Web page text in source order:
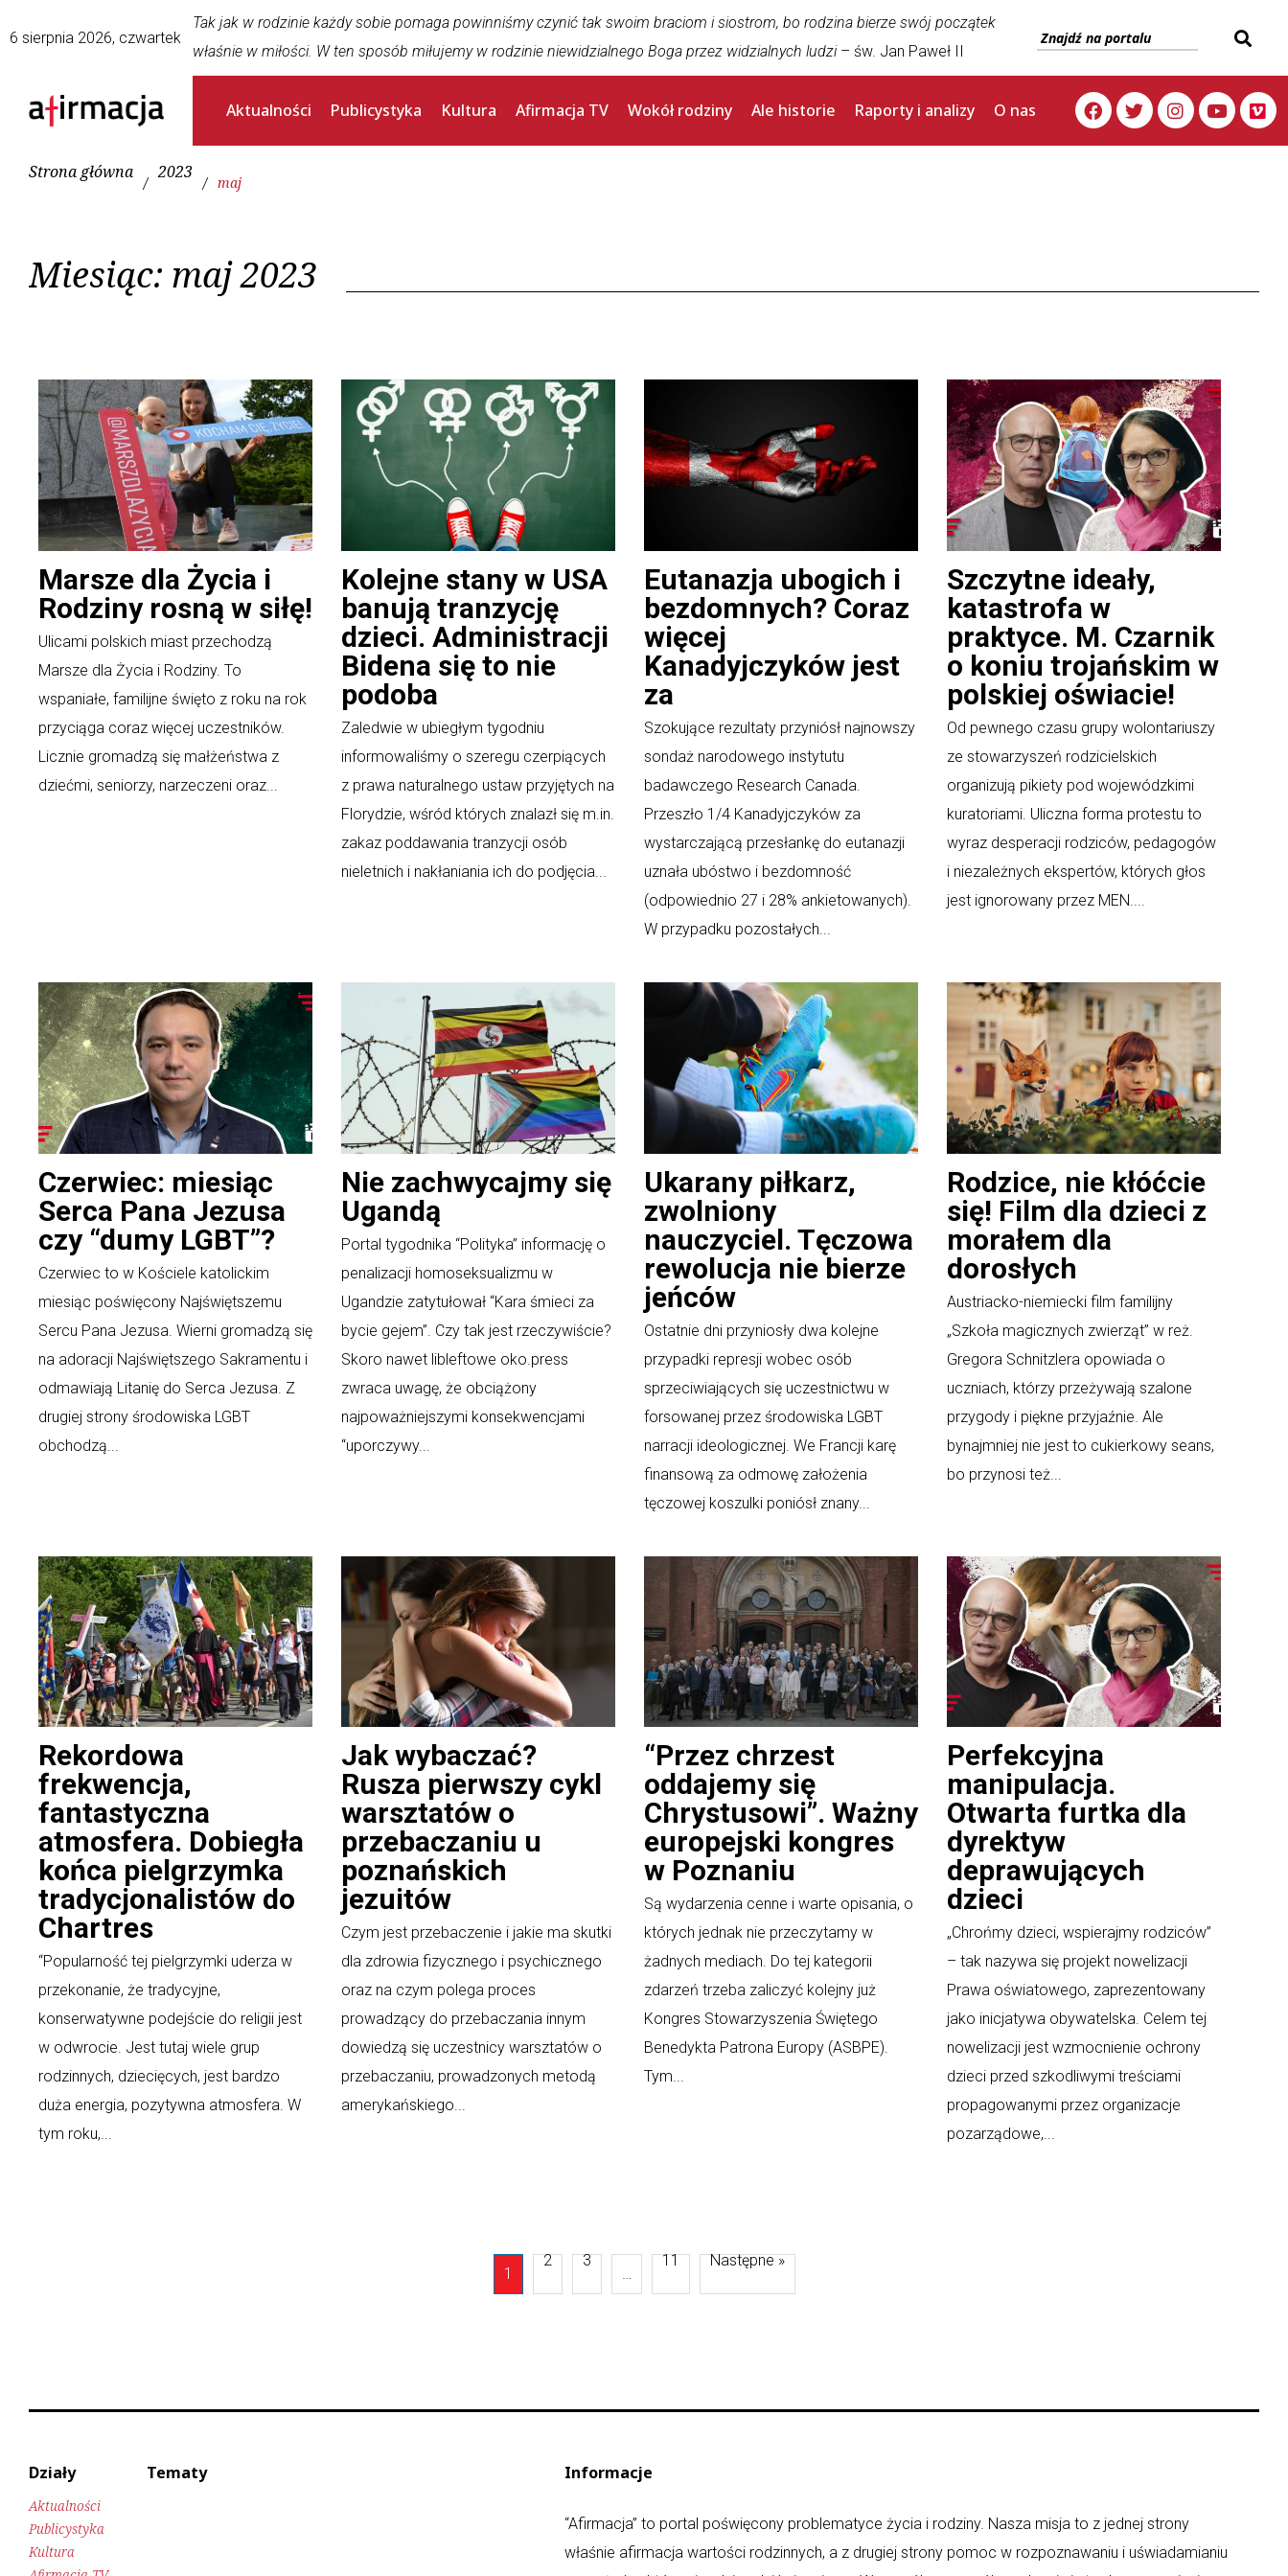
6 sierpnia 2026, czwartek
Tak jak w rodzinie każdy sobie pomaga powinniśmy czynić tak swoim braciom i siostrom, bo rodzina bierze swój początek
właśnie w miłości. W ten sposób miłujemy w rodzinie niewidzialnego Boga przez widzialnych ludzi– św. Jan Paweł II
Aktualności Publicystyka Kultura Afirmacja TV Wokół rodziny Ale historie Raporty i analizy O nas
Strona główna
/
2023
/ maj
Miesiąc: maj 2023
Marsze dla Życia i
Rodziny rosną w siłę!
Ulicami polskich miast przechodzą
Marsze dla Życia i Rodziny. To
wspaniałe, familijne święto z roku na rok
przyciąga coraz więcej uczestników.
Licznie gromadzą się małżeństwa z
dziećmi, seniorzy, narzeczeni oraz...
Kolejne stany w USA
banują tranzycję
dzieci. Administracji
Bidena się to nie
podoba
Zaledwie w ubiegłym tygodniu
informowaliśmy o szeregu czerpiących
z prawa naturalnego ustaw przyjętych na
Florydzie, wśród których znalazł się m.in.
zakaz poddawania tranzycji osób
nieletnich i nakłaniania ich do podjęcia...
Eutanazja ubogich i
bezdomnych? Coraz
więcej
Kanadyjczyków jest
za
Szokujące rezultaty przyniósł najnowszy
sondaż narodowego instytutu
badawczego Research Canada.
Przeszło 1/4 Kanadyjczyków za
wystarczającą przesłankę do eutanazji
uznała ubóstwo i bezdomność
(odpowiednio 27 i 28% ankietowanych).
W przypadku pozostałych...
Szczytne ideały,
katastrofa w
praktyce. M. Czarnik
o koniu trojańskim w
polskiej oświacie!
Od pewnego czasu grupy wolontariuszy
ze stowarzyszeń rodzicielskich
organizują pikiety pod wojewódzkimi
kuratoriami. Uliczna forma protestu to
wyraz desperacji rodziców, pedagogów
i niezależnych ekspertów, których głos
jest ignorowany przez MEN....
Czerwiec: miesiąc
Serca Pana Jezusa
czy “dumy LGBT”?
Czerwiec to w Kościele katolickim
miesiąc poświęcony Najświętszemu
Sercu Pana Jezusa. Wierni gromadzą się
na adoracji Najświętszego Sakramentu i
odmawiają Litanię do Serca Jezusa. Z
drugiej strony środowiska LGBT
obchodzą...
Nie zachwycajmy się
Ugandą
Portal tygodnika “Polityka” informację o
penalizacji homoseksualizmu w
Ugandzie zatytułował “Kara śmieci za
bycie gejem”. Czy tak jest rzeczywiście?
Skoro nawet libleftowe oko.press
zwraca uwagę, że obciążony
najpoważniejszymi konsekwencjami
“uporczywy...
Ukarany piłkarz,
zwolniony
nauczyciel. Tęczowa
rewolucja nie bierze
jeńców
Ostatnie dni przyniosły dwa kolejne
przypadki represji wobec osób
sprzeciwiających się uczestnictwu w
forsowanej przez środowiska LGBT
narracji ideologicznej. We Francji karę
finansową za odmowę założenia
tęczowej koszulki poniósł znany...
Rodzice, nie kłóćcie
się! Film dla dzieci z
morałem dla
dorosłych
Austriacko-niemiecki film familijny
„Szkoła magicznych zwierząt” w reż.
Gregora Schnitzlera opowiada o
uczniach, którzy przeżywają szalone
przygody i piękne przyjaźnie. Ale
bynajmniej nie jest to cukierkowy seans,
bo przynosi też...
Rekordowa
frekwencja,
fantastyczna
atmosfera. Dobiegła
końca pielgrzymka
tradycjonalistów do
Chartres
“Popularność tej pielgrzymki uderza w
przekonanie, że tradycyjne,
konserwatywne podejście do religii jest
w odwrocie. Jest tutaj wiele grup
rodzinnych, dziecięcych, jest bardzo
duża energia, pozytywna atmosfera. W
tym roku,...
Jak wybaczać?
Rusza pierwszy cykl
warsztatów o
przebaczaniu u
poznańskich
jezuitów
Czym jest przebaczenie i jakie ma skutki
dla zdrowia fizycznego i psychicznego
oraz na czym polega proces
prowadzący do przebaczania innym
dowiedzą się uczestnicy warsztatów o
przebaczaniu, prowadzonych metodą
amerykańskiego...
“Przez chrzest
oddajemy się
Chrystusowi”. Ważny
europejski kongres
w Poznaniu
Są wydarzenia cenne i warte opisania, o
których jednak nie przeczytamy w
żadnych mediach. Do tej kategorii
zdarzeń trzeba zaliczyć kolejny już
Kongres Stowarzyszenia Świętego
Benedykta Patrona Europy (ASBPE).
Tym...
Perfekcyjna
manipulacja.
Otwarta furtka dla
dyrektyw
deprawujących
dzieci
„Chrońmy dzieci, wspierajmy rodziców”
– tak nazywa się projekt nowelizacji
Prawa oświatowego, zaprezentowany
jako inicjatywa obywatelska. Celem tej
nowelizacji jest wzmocnienie ochrony
dzieci przed szkodliwymi treściami
propagowanymi przez organizacje
pozarządowe,...
1
2 3
…
11 Następne »
Działy
Aktualności
Publicystyka
Kultura
Tematy Informacje
“Afirmacja” to portal poświęcony problematyce życia i rodziny. Nasza misja to z jednej strony
właśnie afirmacja wartości rodzinnych, a z drugiej strony pomoc w rozpoznawaniu i uświadamianiu